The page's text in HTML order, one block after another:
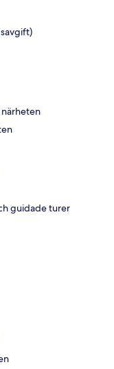
guidade turer